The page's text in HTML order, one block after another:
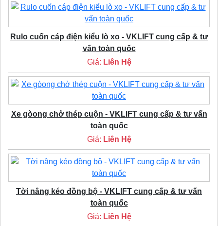
Rulo cuốn cáp điện kiểu lò xo - VKLIFT cung cấp & tư
vấn toàn quốc
Giá: Liên Hệ
Xe gòong chở thép cuộn - VKLIFT cung cấp & tư vấn
toàn quốc
Giá: Liên Hệ
Tời nâng kéo đồng bộ - VKLIFT cung cấp & tư vấn
toàn quốc
Giá: Liên Hệ